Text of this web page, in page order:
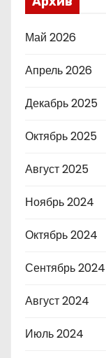
Май 2026
Апрель 2026
Декабрь 2025
Октябрь 2025
Август 2025
Ноябрь 2024
Октябрь 2024
Сентябрь 2024
Август 2024
Июль 2024